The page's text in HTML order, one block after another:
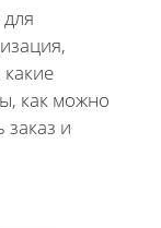
как можно
и